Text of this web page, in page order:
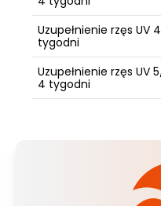
Uzupełnienie rzęs UV
tygodni
Uzupełnienie rzęs UV
4 tygodni